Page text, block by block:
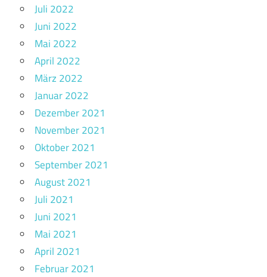
Juli 2022
Juni 2022
Mai 2022
April 2022
März 2022
Januar 2022
Dezember 2021
November 2021
Oktober 2021
September 2021
August 2021
Juli 2021
Juni 2021
Mai 2021
April 2021
Februar 2021